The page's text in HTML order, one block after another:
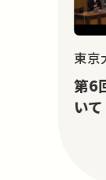
東京
第6回 東京大学の教育
いて